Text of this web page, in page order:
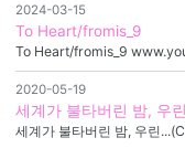
2024-03-15
To Heart/fromis_9
To Heart/fromis_9
2020-05-19
세계가 불타버린 밤, 우
세계가 불타버린 밤, 우린